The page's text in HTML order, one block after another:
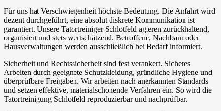
Für uns hat Verschwiegenheit höchste Bedeutung. Die Anfahrt wird
dezent durchgeführt, eine absolut diskrete Kommunikation ist
garantiert. Unsere Tatortreiniger Schlotfeld agieren zurückhaltend,
organisiert und stets wertschätzend. Betroffene, Nachbarn oder
Hausverwaltungen werden ausschließlich bei Bedarf informiert.
Sicherheit und Rechtssicherheit sind fest verankert. Sicheres
Arbeiten durch geeignete Schutzkleidung, gründliche Hygiene und
überprüfbare Freigaben. Wir arbeiten nach anerkannten Standards
und setzen effektive, materialschonende Verfahren ein. So wird die
Tatortreinigung Schlotfeld reproduzierbar und nachprüfbar.